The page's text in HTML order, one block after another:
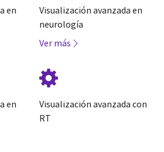
en
Visualización avanzada en
neurología
Ver más
en
Visualización avanzada con
RT